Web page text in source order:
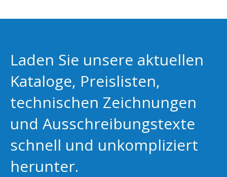
Laden Sie unsere aktuellen
Kataloge, Preislisten,
technischen Zeichnungen
und Ausschreibungstexte
schnell und unkompliziert
herunter.